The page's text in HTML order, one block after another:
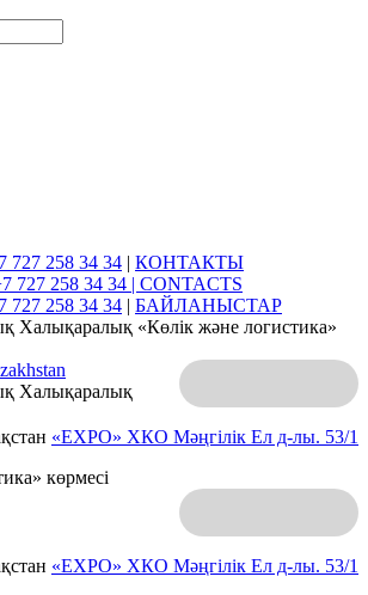
727 258 34 34 | КОНТАКТЫ
727 258 34 34 | CONTACTS
727 258 34 34 | БАЙЛАНЫСТАР
Халықаралық «Көлік және логистика»
«EXPO» ХКО Мәңгілік Ел д-лы. 53/1
Халықаралық
көрмесі
«EXPO» ХКО Мәңгілік Ел д-лы. 53/1